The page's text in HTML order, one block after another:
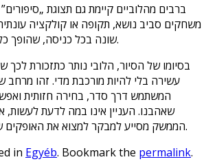
ברבים מהלוביים קיימת גם תצוגת
משחקים סביב נושא, תקופה או קולקציה
שונה בכל כניסה, שהופך כל ביקור להרפתקה אחרת.
בסיומו של הסיור, הלובי נותר כתזכורת לכך
עשירה בלי להיות מורכבת מדי. זהו
המשתמש דרך סדר, בחירה חזותית
שאהבנו. העניין אינו במה לדעת
הממשק מסייע למבקר למצוא את האופקים שמתאימים לו ברגע הנתון.
in Egyéb. Bookmark the permalink.